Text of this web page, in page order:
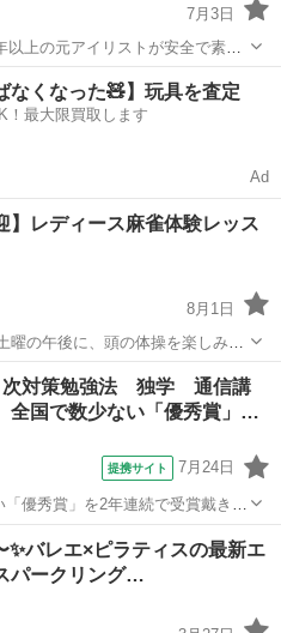
7月3日
上の元アイリストが安全で素敵
ハウをわかりやすくお伝えした
になりたい方への手助けに紹介さ
フ
なくなった🧸】玩具を査定
！最大限買取します
Ad
】レディース麻雀体験レッス
8月1日
の午後に、頭の体操を楽しみま
ゲームなの
その他
次対策勉強法 独学 通信講
全国で数少ない「優秀賞」…
提携サイト 7月24日
優秀賞」を2年連続で受賞戴きま
1級2次通信対策」は、家に居な
マンで親切丁寧な指導で大変ご好
✨バレエ×ピラティスの最新エ
パークリング…